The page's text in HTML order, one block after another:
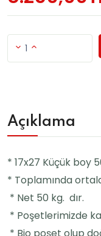
1
Açıklama
* 17x27 Küçük boy
* Toplamında
* Net 50 kg. dır.
* Poşetlerimizde